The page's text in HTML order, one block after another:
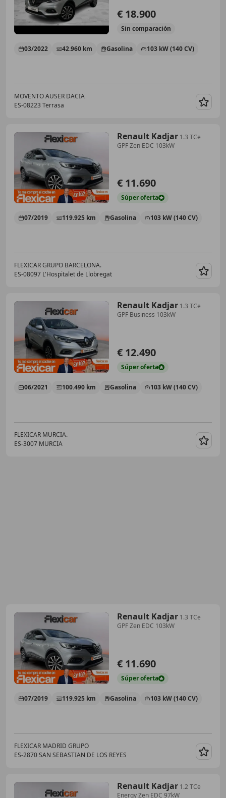
€ 18.900
Sin comparación
03/2022 42.960 km Gasolina 103 kW (140 CV)
MOVENTO AUSER DACIA
ES-08223 Terrasa
Renault Kadjar 1.3 TCe
GPF Zen EDC 103kW
€ 11.690
Súperoferta
07/2019 119.925 km Gasolina 103 kW (140 CV)
FLEXICAR GRUPO BARCELONA.
ES-08097 L'Hospitalet de Llobregat
Renault Kadjar 1.3 TCe
GPF Business 103kW
€ 12.490
Súperoferta
06/2021 100.490 km Gasolina 103 kW (140 CV)
FLEXICAR MURCIA.
ES-3007 MURCIA
Renault Kadjar 1.3 TCe
GPF Zen EDC 103kW
€ 11.690
Súperoferta
07/2019 119.925 km Gasolina 103 kW (140 CV)
FLEXICAR MADRID GRUPO
ES-2870 SAN SEBASTIAN DE LOS REYES
Renault Kadjar 1.2 TCe
Energy Zen EDC 97kW